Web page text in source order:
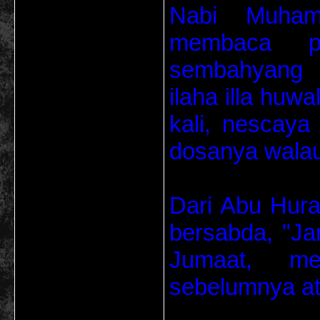
Nabi
membaca
ilaha illa
kali, nescaya
dosanya
Dari Abu
bersabda,
Jumaat,
sebelumnya